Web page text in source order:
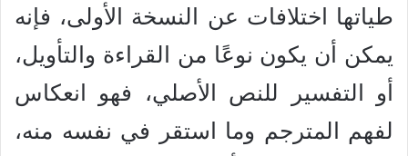
طياتها اختلافات عن النسخة الأولى، فإنه
يمكن أن يكون نوعًا من القراءة والتأويل،
أو التفسير للنص الأصلي، فهو انعكاس
لفهم المترجم وما استقر في نفسه منه،